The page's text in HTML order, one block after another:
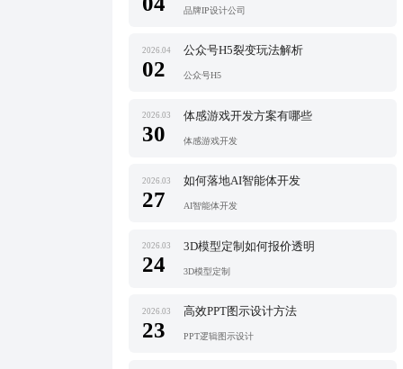
品牌IP设计公司
2026.04
02
公众号H5裂变玩法解析
公众号H5
2026.03
30
体感游戏开发方案有哪些
体感游戏开发
2026.03
27
如何落地AI智能体开发
AI智能体开发
2026.03
24
3D模型定制如何报价透明
3D模型定制
2026.03
23
高效PPT图示设计方法
PPT逻辑图示设计